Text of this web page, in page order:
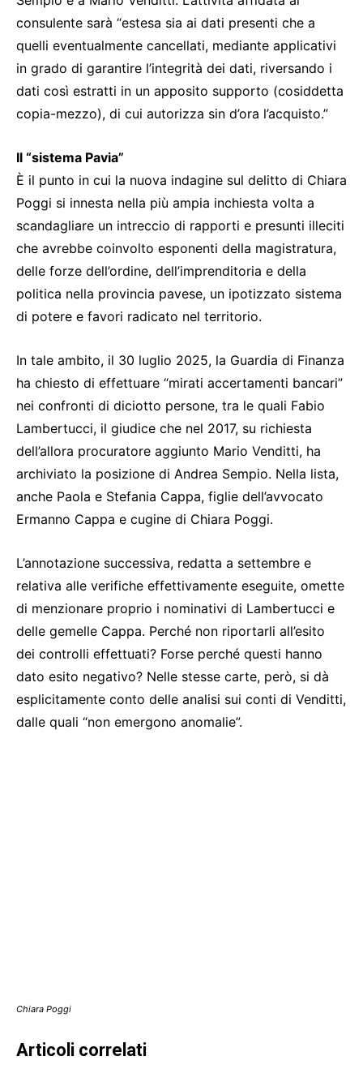
consulente sarà “estesa sia ai dati presenti che a
quelli eventualmente cancellati, mediante applicativi
in grado di garantire l’integrità dei dati, riversando i
dati così estratti in un apposito supporto (cosiddetta
copia-mezzo), di cui autorizza sin d’ora l’acquisto.”
Il “sistema Pavia”
È il punto in cui la nuova indagine sul delitto di Chiara
Poggi si innesta nella più ampia inchiesta volta a
scandagliare un intreccio di rapporti e presunti illeciti
che avrebbe coinvolto esponenti della magistratura,
delle forze dell’ordine, dell’imprenditoria e della
politica nella provincia pavese, un ipotizzato sistema
di potere e favori radicato nel territorio.
In tale ambito, il 30 luglio 2025, la Guardia di Finanza
ha chiesto di effettuare “mirati accertamenti bancari”
nei confronti di diciotto persone, tra le quali Fabio
Lambertucci, il giudice che nel 2017, su richiesta
dell’allora procuratore aggiunto Mario Venditti, ha
archiviato la posizione di Andrea Sempio. Nella lista,
anche Paola e Stefania Cappa, figlie dell’avvocato
Ermanno Cappa e cugine di Chiara Poggi.
L’annotazione successiva, redatta a settembre e
relativa alle verifiche effettivamente eseguite, omette
di menzionare proprio i nominativi di Lambertucci e
delle gemelle Cappa. Perché non riportarli all’esito
dei controlli effettuati? Forse perché questi hanno
dato esito negativo? Nelle stesse carte, però, si dà
esplicitamente conto delle analisi sui conti di Venditti,
dalle quali “non emergono anomalie”.
Chiara Poggi
Articoli correlati